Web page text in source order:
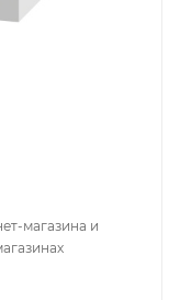
магазина и